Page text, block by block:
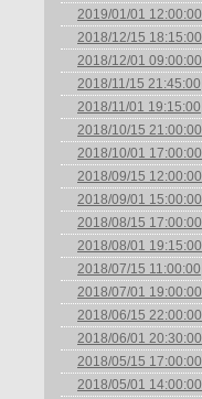
2019/01/01 12:00:00
2018/12/15 18:15:00
2018/12/01 09:00:00
2018/11/15 21:45:00
2018/11/01 19:15:00
2018/10/15 21:00:00
2018/10/01 17:00:00
2018/09/15 12:00:00
2018/09/01 15:00:00
2018/08/15 17:00:00
2018/08/01 19:15:00
2018/07/15 11:00:00
2018/07/01 19:00:00
2018/06/15 22:00:00
2018/06/01 20:30:00
2018/05/15 17:00:00
2018/05/01 14:00:00